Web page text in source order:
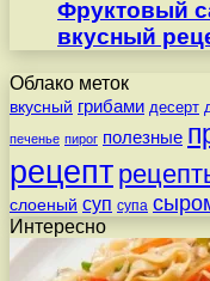
Фруктовый
вкусный
Облако меток
вкусный грибами десерт
печенье пирог полезные
рецепт
слоеный суп супа
Интересно